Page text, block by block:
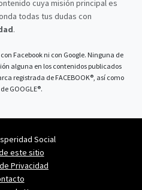
cuya misión principal es
todas tus dudas con
.
Facebook ni con Google. Ninguna de
alguna en los contenidos publicados
registrada de FACEBOOK®, así como
GOOGLE®.
Social
este sitio
Privacidad